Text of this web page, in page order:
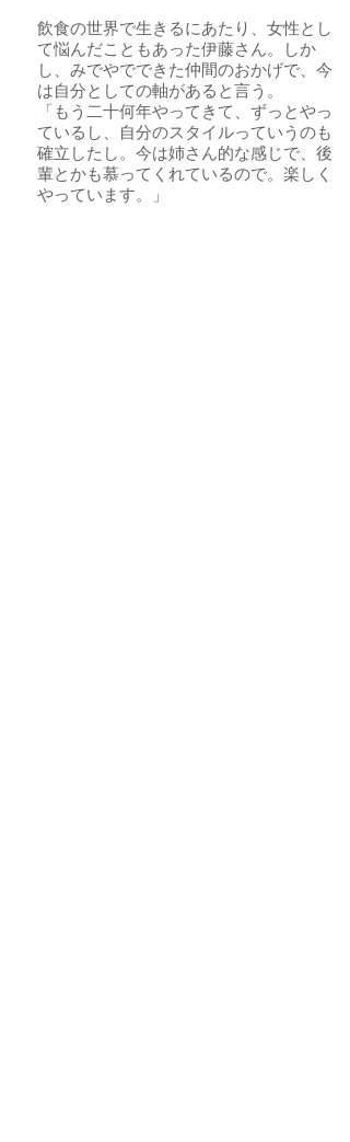
飲食の世界で生きるにあたり、女性とし
て悩んだこともあった伊藤さん。しか
し、みでやでできた仲間のおかげで、今
は自分としての軸があると言う。
「もう二十何年やってきて、ずっとやっ
ているし、自分のスタイルっていうのも
確立したし。今は姉さん的な感じで、後
輩とかも慕ってくれているので。楽しく
やっています。」